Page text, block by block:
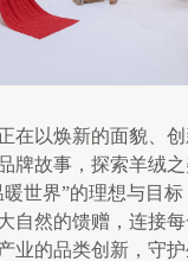
在以焕新的面貌、创
牌故事，探索羊绒
世界”的理想与目标
自然的馈赠，连接每
业的品类创新，守